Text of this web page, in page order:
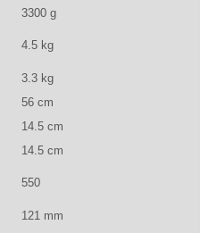
3300 g
4.5 kg
3.3 kg
56 cm
14.5 cm
14.5 cm
550
121 mm